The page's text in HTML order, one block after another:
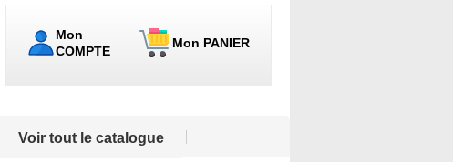
Mon
COMPTE
Mon PANIER
Voir tout le catalogue